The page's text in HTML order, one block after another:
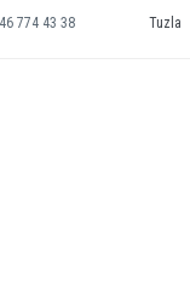
774 43 38
Tuzla